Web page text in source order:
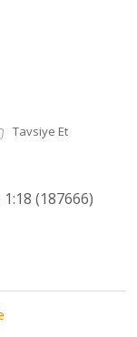
Tavsiye Et
1:18 (187666)